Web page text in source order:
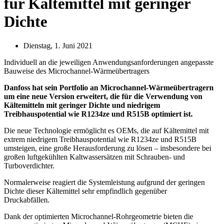
für Kältemittel mit geringer
Dichte
Dienstag, 1. Juni 2021
Individuell an die jeweiligen Anwendungsanforderungen angepasste
Bauweise des Microchannel-Wärmeübertragers
Danfoss hat sein Portfolio an Microchannel-Wärmeübertragern
um eine neue Version erweitert, die für die Verwendung von
Kältemitteln mit geringer Dichte und niedrigem
Treibhauspotential wie R1234ze und R515B optimiert ist.
Die neue Technologie ermöglicht es OEMs, die auf Kältemittel mit
extrem niedrigem Treibhauspotential wie R1234ze und R515B
umsteigen, eine große Herausforderung zu lösen – insbesondere bei
großen luftgekühlten Kaltwassersätzen mit Schrauben- und
Turboverdichter.
Normalerweise reagiert die Systemleistung aufgrund der geringen
Dichte dieser Kältemittel sehr empfindlich gegenüber
Druckabfällen.
Dank der optimierten Microchannel-Rohrgeometrie bieten die